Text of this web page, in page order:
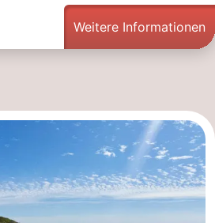
Weitere Informationen